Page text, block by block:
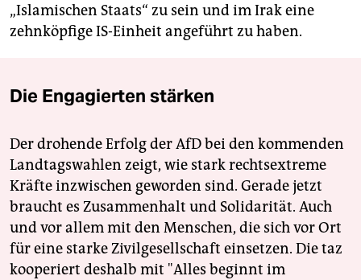
„Islamischen Staats“ zu sein und im Irak eine
zehnköpfige IS-Einheit angeführt zu haben.
Die Engagierten stärken
Der drohende Erfolg der AfD bei den kommenden
Landtagswahlen zeigt, wie stark rechtsextreme
Kräfte inzwischen geworden sind. Gerade jetzt
braucht es Zusammenhalt und Solidarität. Auch
und vor allem mit den Menschen, die sich vor Ort
für eine starke Zivilgesellschaft einsetzen. Die taz
kooperiert deshalb mit "Alles beginnt im